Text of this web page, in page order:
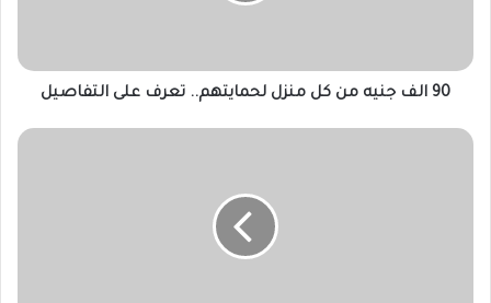
على
التفاصيل
90 الف جنيه من كل منزل لحمايتهم.. تعرف على التفاصيل
مستجدات